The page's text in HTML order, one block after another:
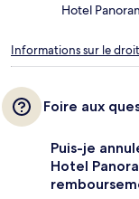
Hotel
Informations sur le
Foire aux
Puis-je
Hotel